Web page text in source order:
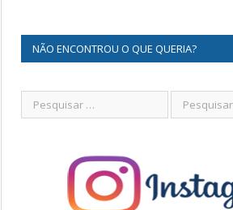
NÃO ENCONTROU O QUE QUERIA?